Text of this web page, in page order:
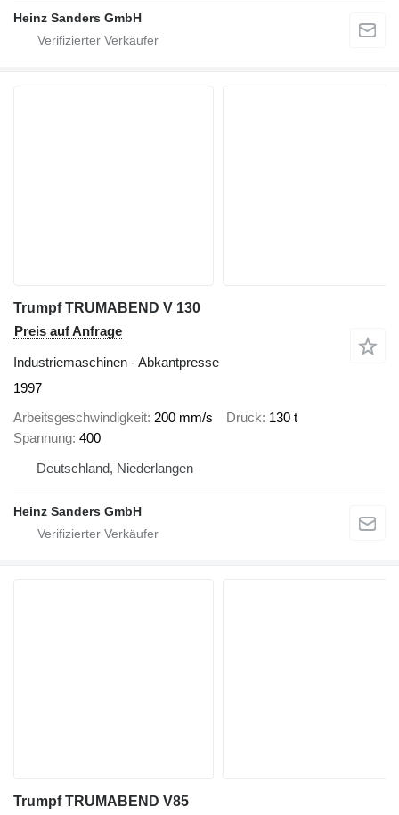
Heinz Sanders GmbH
Trumpf TRUMABEND V 130
Preis auf Anfrage
Industriemaschinen - Abkantpresse
1997
Arbeitsgeschwindigkeit 200 mm/s Druck 130 t
Spannung 400
Deutschland, Niederlangen
Heinz Sanders GmbH
Trumpf TRUMABEND V85